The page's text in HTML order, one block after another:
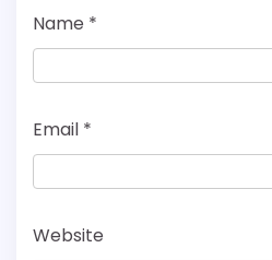
Name *
Email *
Website